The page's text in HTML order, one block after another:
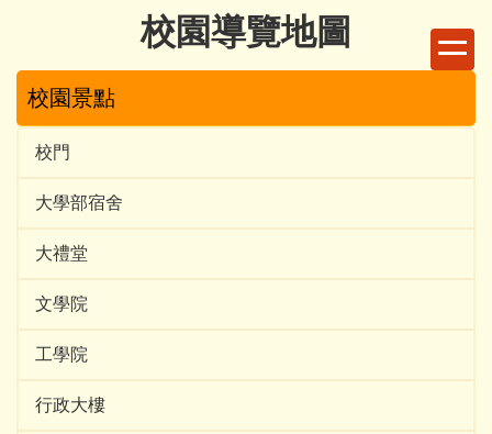
主
內
區
校園導覽地圖
校園景點
校門
大學部宿舍
大禮堂
文學院
工學院
行政大樓